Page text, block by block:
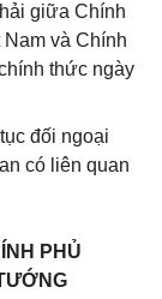
giữa Chính
và Chính
thức ngày
đối ngoại
có liên quan
PHỦ